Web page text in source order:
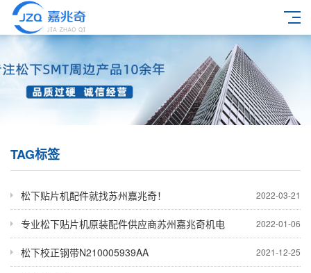
TAG标签
2022-03-21
松下贴片机配件就找苏州嘉兆奇！
2022-01-06
专业松下贴片机原装配件供应商苏州嘉兆奇机电
2021-12-25
松下校正钢带N210005939AA